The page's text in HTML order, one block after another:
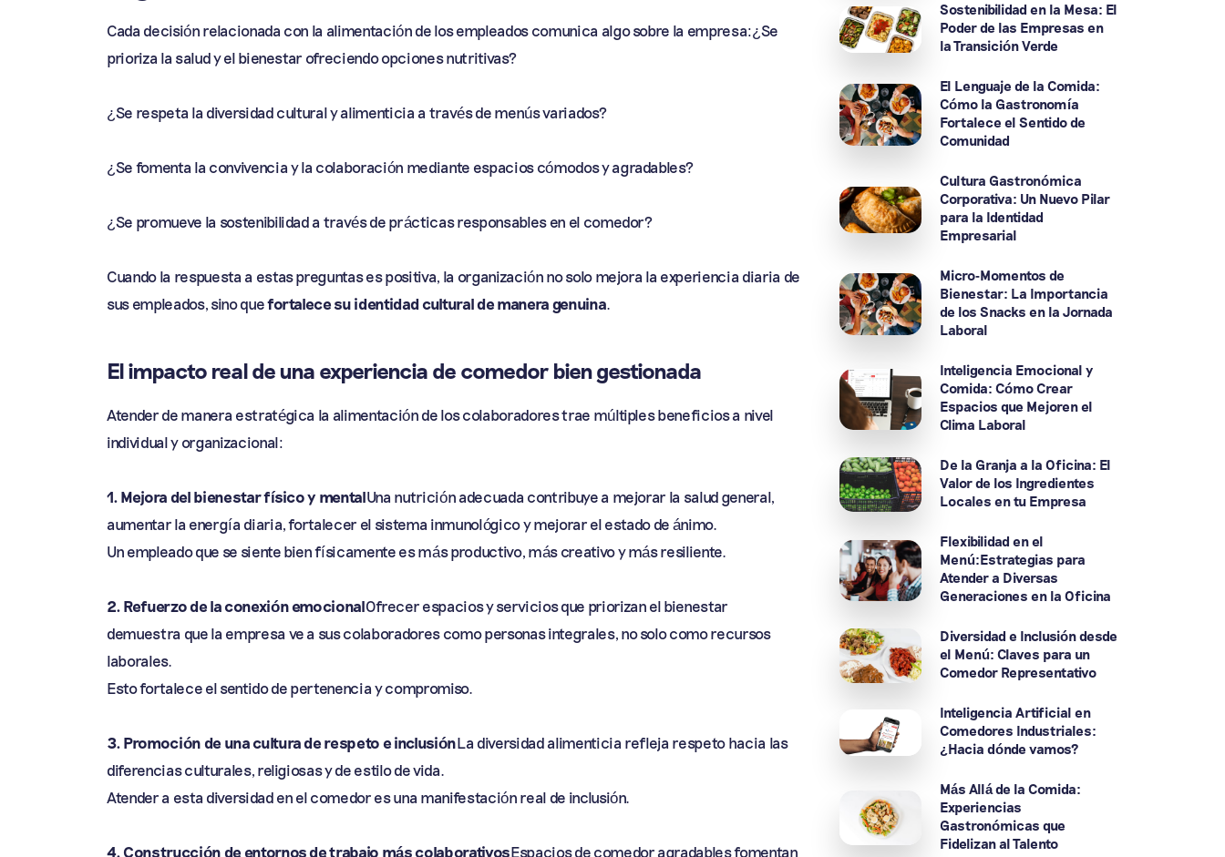
Cada decisión relacionada con la alimentación de los empleados comunica algo sobre la empresa:¿Se
prioriza la salud y el bienestar ofreciendo opciones nutritivas?
¿Se respeta la diversidad cultural y alimenticia a través de menús variados?
¿Se fomenta la convivencia y la colaboración mediante espacios cómodos y agradables?
¿Se promueve la sostenibilidad a través de prácticas responsables en el comedor?
Cuando la respuesta a estas preguntas es positiva, la organización no solo mejora la experiencia diaria de
sus empleados, sino quefortalece su identidad cultural de manera genuina.
El impacto real de una experiencia de comedor bien gestionada
Atender de manera estratégica la alimentación de los colaboradores trae múltiples beneficios a nivel
individual y organizacional:
1. Mejora del bienestar físico y mentalUna nutrición adecuada contribuye a mejorar la salud general,
aumentar la energía diaria, fortalecer el sistema inmunológico y mejorar el estado de ánimo.
Un empleado que se siente bien físicamente es más productivo, más creativo y más resiliente.
2. Refuerzo de la conexión emocionalOfrecer espacios y servicios que priorizan el bienestar
demuestra que la empresa ve a sus colaboradores como personas integrales, no solo como recursos
laborales.
Esto fortalece el sentido de pertenencia y compromiso.
3. Promoción de una cultura de respeto e inclusiónLa diversidad alimenticia refleja respeto hacia las
diferencias culturales, religiosas y de estilo de vida.
Atender a esta diversidad en el comedor es una manifestación real de inclusión.
4. Construcción de entornos de trabajo más colaborativosEspacios de comedor agradables fomentan
Sostenibilidad en la Mesa: El
Poder de las Empresas en
la Transición Verde
El Lenguaje de la Comida:
Cómo la Gastronomía
Fortalece el Sentido de
Comunidad
Cultura Gastronómica
Corporativa: Un Nuevo Pilar
para la Identidad
Empresarial
Micro-Momentos de
Bienestar: La Importancia
de los Snacks en la Jornada
Laboral
Inteligencia Emocional y
Comida: Cómo Crear
Espacios que Mejoren el
Clima Laboral
De la Granja a la Oficina: El
Valor de los Ingredientes
Locales en tu Empresa
Flexibilidad en el
Menú:Estrategias para
Atender a Diversas
Generaciones en la Oficina
Diversidad e Inclusión desde
el Menú: Claves para un
Comedor Representativo
Inteligencia Artificial en
Comedores Industriales:
¿Hacia dónde vamos?
Más Allá de la Comida:
Experiencias
Gastronómicas que
Fidelizan al Talento